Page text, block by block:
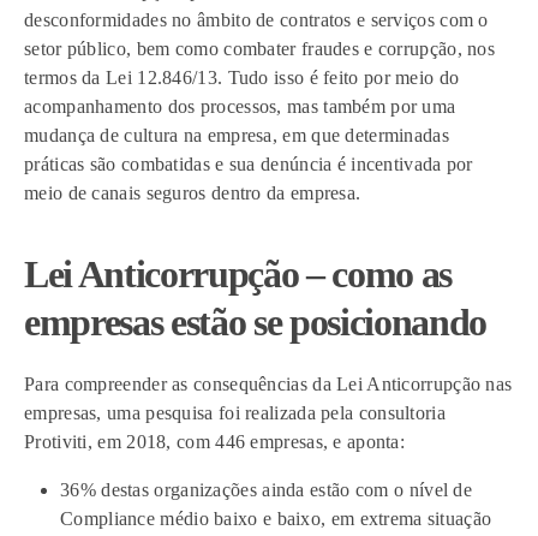
desconformidades no âmbito de contratos e serviços com o
setor público, bem como combater fraudes e corrupção, nos
termos da Lei 12.846/13. Tudo isso é feito por meio do
acompanhamento dos processos, mas também por uma
mudança de cultura na empresa, em que determinadas
práticas são combatidas e sua denúncia é incentivada por
meio de canais seguros dentro da empresa.
Lei Anticorrupção – como as
empresas estão se posicionando
Para compreender as consequências da Lei Anticorrupção nas
empresas, uma pesquisa foi realizada pela consultoria
Protiviti, em 2018, com 446 empresas, e aponta:
36% destas organizações ainda estão com o nível de
Compliance médio baixo e baixo, em extrema situação